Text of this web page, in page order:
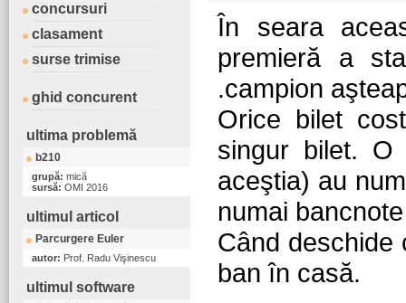
concursuri
clasament
surse trimise
ghid concurent
ultima problemă
b210
grupă: mică
sursă: OMI 2016
ultimul articol
Parcurgere Euler
autor: Prof. Radu Vişinescu
ultimul software
În seara
premieră a
.campion
Orice bilet
singur bilet.
aceştia) au
numai
Când deschide
ban în casă.